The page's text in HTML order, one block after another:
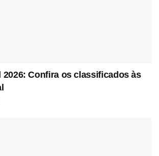
2026: Confira os classificados às